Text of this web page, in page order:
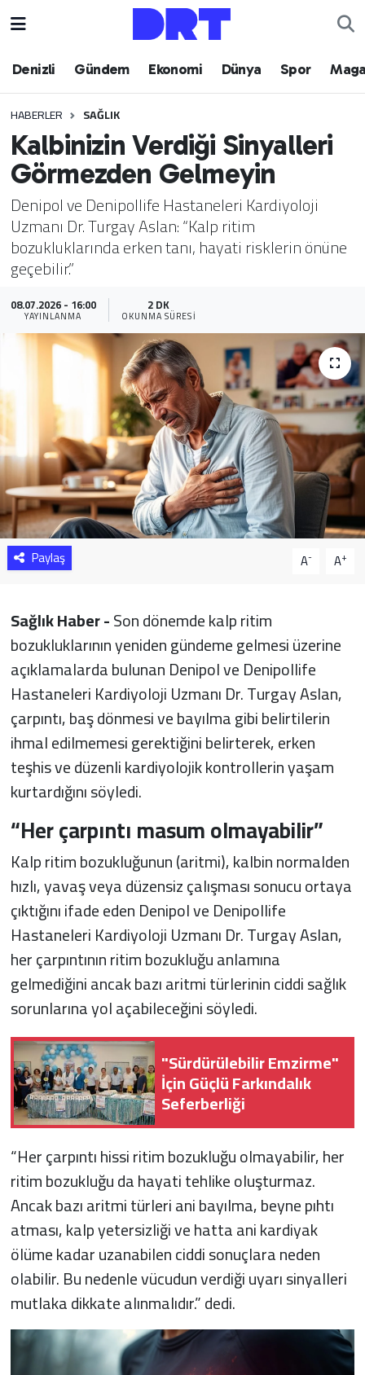
Denizli Gündem Ekonomi Dünya Spor
HABERLER SAĞLIK
Kalbinizin Verdiği Sinyalleri
Görmezden Gelmeyin
Denipol ve Denipollife Hastaneleri Kardiyoloji
Uzmanı Dr. Turgay Aslan: “Kalp ritim
bozukluklarında erken tanı, hayati risklerin önüne
geçebilir.”
08.07.2026 - 16:00
YAYINLANMA
2 DK
OKUNMA SÜRESI
Paylaş A- A+
Sağlık Haber -Son dönemde kalp ritim
bozukluklarının yeniden gündeme gelmesi üzerine
açıklamalarda bulunan Denipol ve Denipollife
Hastaneleri Kardiyoloji Uzmanı Dr. Turgay Aslan,
çarpıntı, baş dönmesi ve bayılma gibi belirtilerin
ihmal edilmemesi gerektiğini belirterek, erken
teşhis ve düzenli kardiyolojik kontrollerin yaşam
kurtardığını söyledi.
“Her çarpıntı masum olmayabilir”
Kalp ritim bozukluğunun (aritmi), kalbin normalden
hızlı, yavaş veya düzensiz çalışması sonucu ortaya
çıktığını ifade eden Denipol ve Denipollife
Hastaneleri Kardiyoloji Uzmanı Dr. Turgay Aslan,
her çarpıntının ritim bozukluğu anlamına
gelmediğini ancak bazı aritmi türlerinin ciddi sağlık
sorunlarına yol açabileceğini söyledi.
"Sürdürülebilir Emzirme"
İçin Güçlü Farkındalık
Seferberliği
“Her çarpıntı hissi ritim bozukluğu olmayabilir, her
ritim bozukluğu da hayati tehlike oluşturmaz.
Ancak bazı aritmi türleri ani bayılma, beyne pıhtı
atması, kalp yetersizliği ve hatta ani kardiyak
ölüme kadar uzanabilen ciddi sonuçlara neden
olabilir. Bu nedenle vücudun verdiği uyarı sinyalleri
mutlaka dikkate alınmalıdır.” dedi.
Denizli
Ekonomi
Dünya
Spor
Magazin
Teknoloji
Yaşam
Yazarlar
Resmi İlan
Resmi Reklam
Hava Durumu
Trafik Durumu
Puan Durumu ve Fikstür
Tüm Manşetler
Son Dakika Haberleri
Haber Arşivi